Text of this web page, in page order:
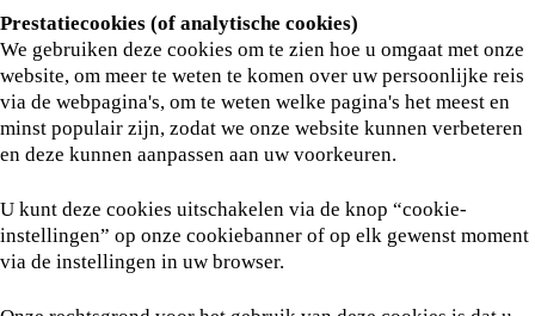
Prestatiecookies (of analytische cookies)
We gebruiken deze cookies om te zien hoe u omgaat met onze
website, om meer te weten te komen over uw persoonlijke reis
via de webpagina's, om te weten welke pagina's het meest en
minst populair zijn, zodat we onze website kunnen verbeteren
en deze kunnen aanpassen aan uw voorkeuren.
U kunt deze cookies uitschakelen via de knop “cookie-
instellingen” op onze cookiebanner of op elk gewenst moment
via de instellingen in uw browser.